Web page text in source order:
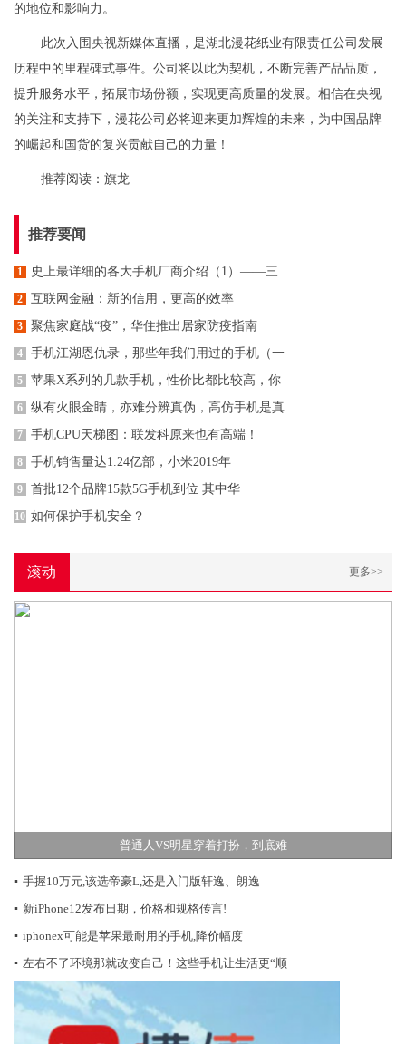
的地位和影响力。
此次入围央视新媒体直播，是湖北漫花纸业有限责任公司发展
历程中的里程碑式事件。公司将以此为契机，不断完善产品品质，
提升服务水平，拓展市场份额，实现更高质量的发展。相信在央视
的关注和支持下，漫花公司必将迎来更加辉煌的未来，为中国品牌
的崛起和国货的复兴贡献自己的力量！
推荐阅读： 旗龙
推荐要闻
1 史上最详细的各大手机厂商介绍（1）——三
2 ​互联网金融：新的信用，更高的效率
3 聚焦家庭战“疫”，华住推出居家防疫指南
4 手机江湖恩仇录，那些年我们用过的手机（一
5 苹果X系列的几款手机，性价比都比较高，你
6 纵有火眼金睛，亦难分辨真伪，高仿手机是真
7 手机CPU天梯图：联发科原来也有高端！
8 手机销售量达1.24亿部，小米2019年
9 首批12个品牌15款5G手机到位 其中华
10 如何保护手机安全？
滚动 更多>>
普通人VS明星穿着打扮，到底难
▪ 手握10万元,该选帝豪L,还是入门版轩逸、朗逸
▪ 新iPhone12发布日期，价格和规格传言!
▪ iphonex可能是苹果最耐用的手机,降价幅度
▪ 左右不了环境那就改变自己！这些手机让生活更“顺